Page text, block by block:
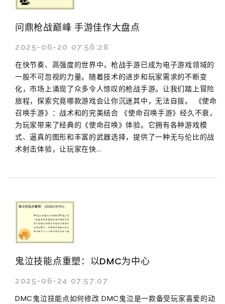
问鼎枪战巅峰 手游佳作大盘点
2025-06-20 07:56:28
在快节奏、高强度的世界中，枪战手游已成为电子游戏领域的
一股不可忽视的力量。随着技术的进步和玩家需求的不断变
化，市场上涌现了众多令人惊叹的枪战手游。让我们踏上冒险
旅程，探索究竟哪款游戏会让你沉迷其中，无法自拔。 《使命
召唤手游》：战术和的完美结合 《使命召唤手游》经久不衰，
为玩家带来了经典的《使命召唤》体验。它拥有各种游戏模
式、逼真的图形和丰富的武器选择，提供了一种无与伦比的战
术射击体验，让玩家在快...
鬼泣技能点重塑：以DMC为中心
2025-06-24 07:57:07
DMC鬼泣技能点如何修改 DMC鬼泣是一款备受玩家喜爱的动